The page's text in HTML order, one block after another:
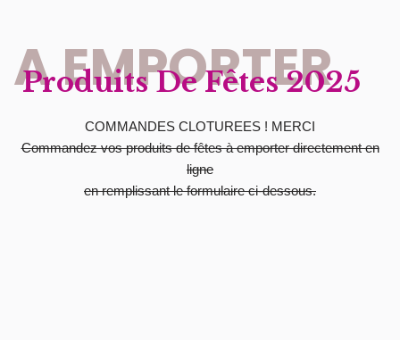
A EMPORTER
Produits De Fêtes 2025
COMMANDES CLOTUREES ! MERCI
Commandez vos produits de fêtes à emporter directement en
ligne
en remplissant le formulaire ci-dessous.